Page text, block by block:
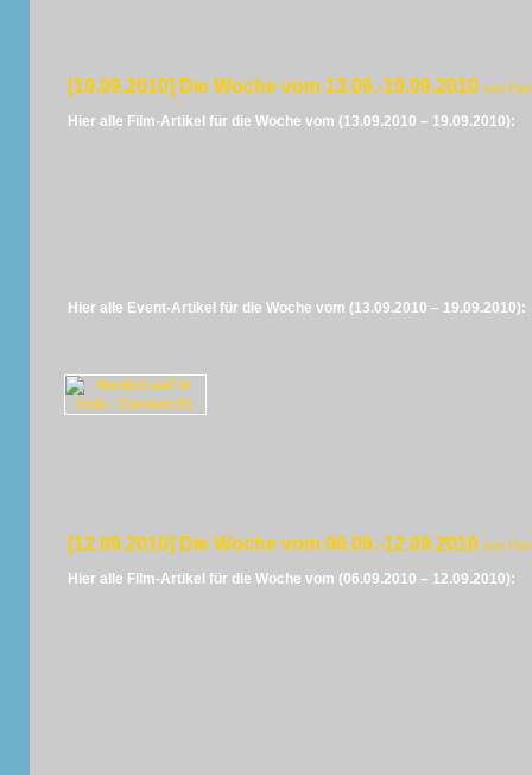
[19.09.2010] Die Woche vom 13.09.-19.09.2010 von
Hier alle Film-Artikel für die Woche vom (13.09.2010 – 19.09.2010):
Hier alle Event-Artikel für die Woche vom (13.09.2010 – 19.09.2010):
[12.09.2010] Die Woche vom 06.09.-12.09.2010 von
Hier alle Film-Artikel für die Woche vom (06.09.2010 – 12.09.2010):